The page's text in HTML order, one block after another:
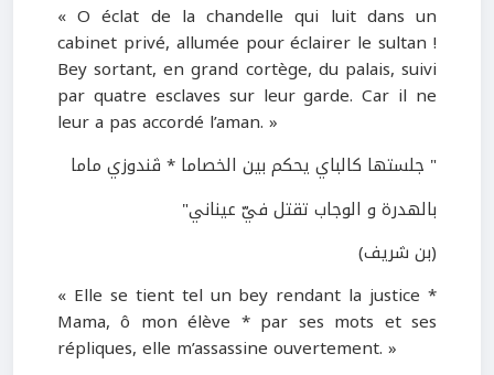
« O éclat de la chandelle qui luit dans un
cabinet privé, allumée pour éclairer le sultan !
Bey sortant, en grand cortège, du palais, suivi
par quatre esclaves sur leur garde. Car il ne
leur a pas accordé l’aman. »
" جلستها كالباي يحكم بين الخصاما * ڤندوزي ماما
بالهدرة و الوجاب تقتل فيّ عيناني"
(بن شريف)
« Elle se tient tel un bey rendant la justice *
Mama, ô mon élève * par ses mots et ses
répliques, elle m’assassine ouvertement. »